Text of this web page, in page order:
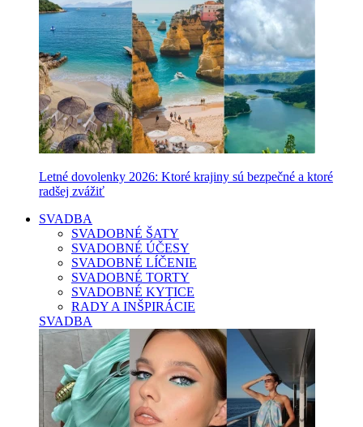
Letné dovolenky 2026: Ktoré krajiny sú bezpečné a ktoré
radšej zvážiť
SVADBA
SVADOBNÉ ŠATY
SVADOBNÉ ÚČESY
SVADOBNÉ LÍČENIE
SVADOBNÉ TORTY
SVADOBNÉ KYTICE
RADY A INŠPIRÁCIE
SVADBA